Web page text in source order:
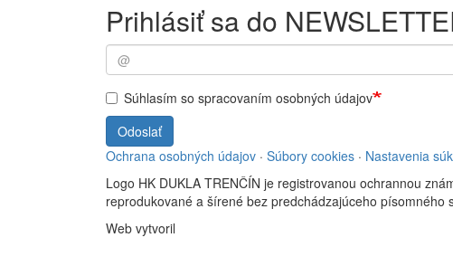
Prihlásiť sa do
Súhlasím so spracovaním osobných údajov
Odoslať
Ochrana osobných údajov · Súbory cookies · Nastavenia
Logo HK DUKLA TRENČÍN je registrovanou ochrannou
reprodukované a šírené bez predchádzajúceho písomného
Web vytvoril